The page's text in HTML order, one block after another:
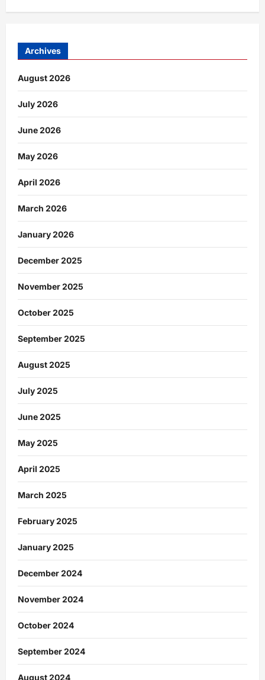
Archives
August 2026
July 2026
June 2026
May 2026
April 2026
March 2026
January 2026
December 2025
November 2025
October 2025
September 2025
August 2025
July 2025
June 2025
May 2025
April 2025
March 2025
February 2025
January 2025
December 2024
November 2024
October 2024
September 2024
August 2024